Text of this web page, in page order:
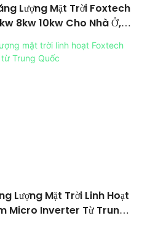
Lượng Mặt Trời Foxtech
8kw 10kw Cho Nhà Ở,
Growatt Nối Lưới.
Lượng Mặt Trời Linh Hoạt
Micro Inverter Từ Trung